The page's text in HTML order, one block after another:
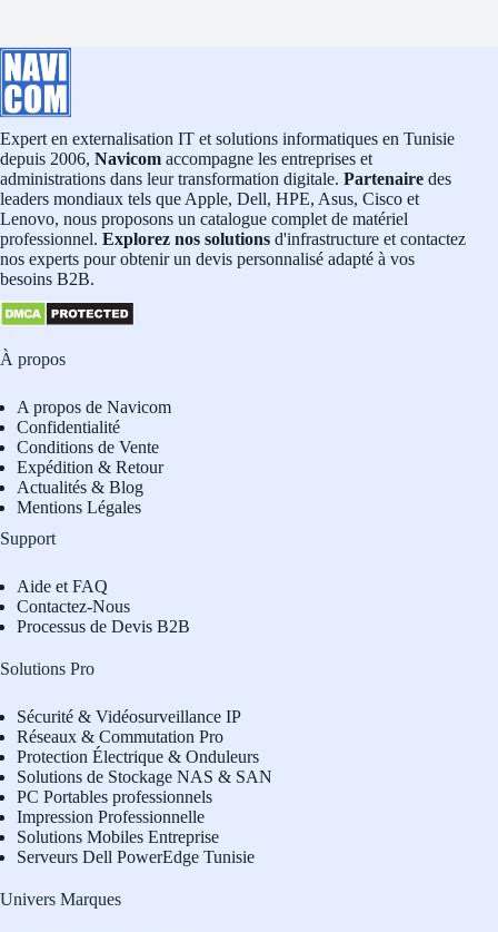
Expert en externalisation IT et solutions informatiques en Tunisie
depuis 2006, Navicom accompagne les entreprises et
administrations dans leur transformation digitale. Partenaire des
leaders mondiaux tels que Apple, Dell, HPE, Asus, Cisco et
Lenovo, nous proposons un catalogue complet de matériel
professionnel. Explorez nos solutions d'infrastructure et contactez
nos experts pour obtenir un devis personnalisé adapté à vos
besoins B2B.
À propos
A propos de Navicom
Confidentialité
Conditions de Vente
Expédition & Retour
Actualités & Blog
Mentions Légales
Support
Aide et FAQ
Contactez-Nous
Processus de Devis B2B
Solutions Pro
Sécurité & Vidéosurveillance IP
Réseaux & Commutation Pro
Protection Électrique & Onduleurs
Solutions de Stockage NAS & SAN
PC Portables professionnels
Impression Professionnelle
Solutions Mobiles Entreprise
Serveurs Dell PowerEdge Tunisie
Univers Marques